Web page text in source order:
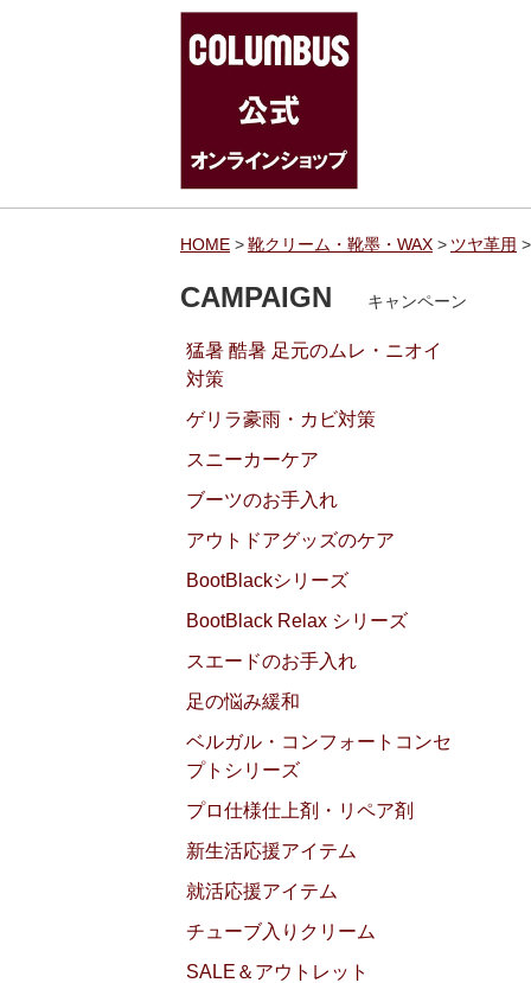
HOME 靴クリーム・靴墨・WAX ツヤ革用
CAMPAIGN キャンペーン
猛暑 酷暑 足元のムレ・ニオイ
対策
ゲリラ豪雨・カビ対策
スニーカーケア
ブーツのお手入れ
アウトドアグッズのケア
BootBlackシリーズ
BootBlack Relax シリーズ
スエードのお手入れ
足の悩み緩和
ベルガル・コンフォートコンセ
プトシリーズ
プロ仕様仕上剤・リペア剤
新生活応援アイテム
就活応援アイテム
チューブ入りクリーム
SALE＆アウトレット